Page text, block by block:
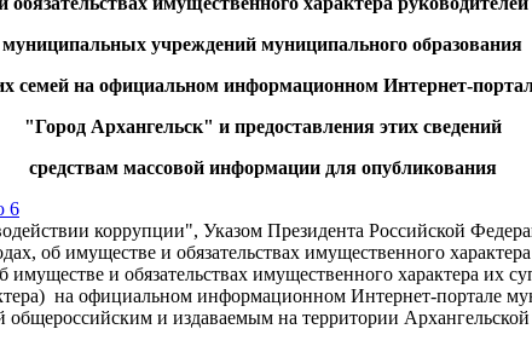
муниципальных учреждений муниципального образования
семей на официальном информационном Интернет-
"Город Архангельск" и предоставления этих сведений
средствам массовой информации для опубликования
6
коррупции", Указом Президента Российской
об имуществе и обязательствах имущественного
и обязательствах имущественного характера их
на официальном информационном Интернет-портале
и издаваемым на территории